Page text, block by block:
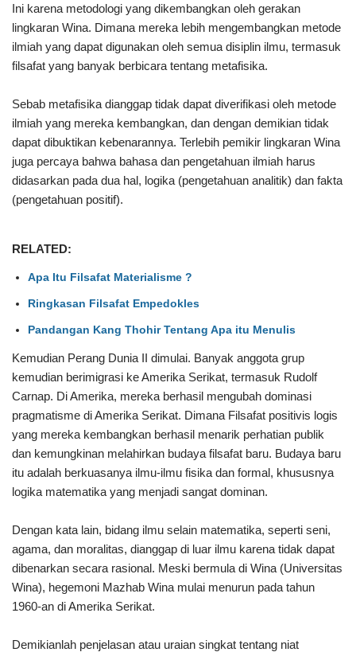
Ini karena metodologi yang dikembangkan oleh gerakan
lingkaran Wina. Dimana mereka lebih mengembangkan metode
ilmiah yang dapat digunakan oleh semua disiplin ilmu, termasuk
filsafat yang banyak berbicara tentang metafisika.
Sebab metafisika dianggap tidak dapat diverifikasi oleh metode
ilmiah yang mereka kembangkan, dan dengan demikian tidak
dapat dibuktikan kebenarannya. Terlebih pemikir lingkaran Wina
juga percaya bahwa bahasa dan pengetahuan ilmiah harus
didasarkan pada dua hal, logika (pengetahuan analitik) dan fakta
(pengetahuan positif).
RELATED:
Apa Itu Filsafat Materialisme ?
Ringkasan Filsafat Empedokles
Pandangan Kang Thohir Tentang Apa itu Menulis
Kemudian Perang Dunia II dimulai. Banyak anggota grup
kemudian berimigrasi ke Amerika Serikat, termasuk Rudolf
Carnap. Di Amerika, mereka berhasil mengubah dominasi
pragmatisme di Amerika Serikat. Dimana Filsafat positivis logis
yang mereka kembangkan berhasil menarik perhatian publik
dan kemungkinan melahirkan budaya filsafat baru. Budaya baru
itu adalah berkuasanya ilmu-ilmu fisika dan formal, khususnya
logika matematika yang menjadi sangat dominan.
Dengan kata lain, bidang ilmu selain matematika, seperti seni,
agama, dan moralitas, dianggap di luar ilmu karena tidak dapat
dibenarkan secara rasional. Meski bermula di Wina (Universitas
Wina), hegemoni Mazhab Wina mulai menurun pada tahun
1960-an di Amerika Serikat.
Demikianlah penjelasan atau uraian singkat tentang niat